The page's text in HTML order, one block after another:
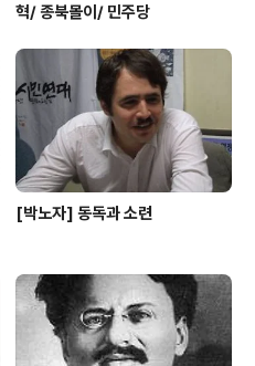
혁/ 종북몰이/ 민주당
[박노자] 동독과 소련